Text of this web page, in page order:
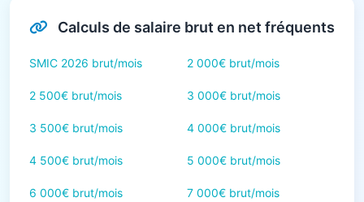
Calculs de salaire brut en net fréquents
SMIC 2026 brut/mois 2 000€ brut/mois
2 500€ brut/mois 3 000€ brut/mois
3 500€ brut/mois 4 000€ brut/mois
4 500€ brut/mois 5 000€ brut/mois
6 000€ brut/mois 7 000€ brut/mois